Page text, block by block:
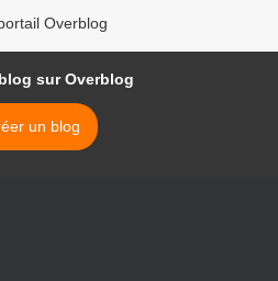
Overblog
sur Overblog
un blog